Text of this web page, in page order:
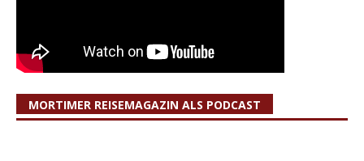
MORTIMER REISEMAGAZIN ALS PODCAST